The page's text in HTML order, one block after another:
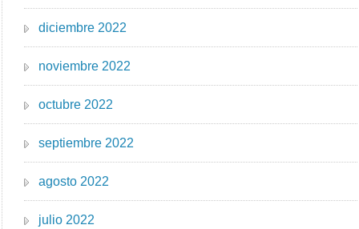
diciembre 2022
noviembre 2022
octubre 2022
septiembre 2022
agosto 2022
julio 2022